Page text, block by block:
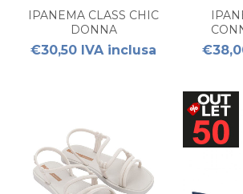
IPANEMA CLASS CHIC
DONNA
€30,50 IVA inclusa